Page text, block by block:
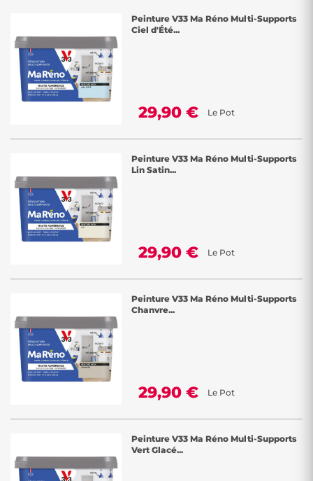
Peinture V33 Ma Réno Multi-Supports
Ciel d'Été...
29,90 € Le Pot
Peinture V33 Ma Réno Multi-Supports
Lin Satin...
29,90 € Le Pot
Peinture V33 Ma Réno Multi-Supports
Chanvre...
29,90 € Le Pot
Peinture V33 Ma Réno Multi-Supports
Vert Glacé...